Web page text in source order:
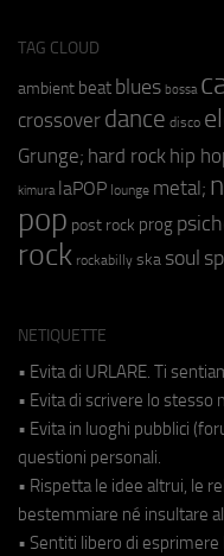
TAG CLOUD
ambient beat blues bossa
crossover dance disco
Grunge; hard rock hip
kimura laPOP lounge metal;
pop post rock prog
rock rockabilly ska soul
NETIQUETTE
• Evita di URLARE. Ti
• Evita di scrivere lo stesso
• Evita in luoghi pubblici
questioni personali.
• Rispetta le idee altrui, le
bestemmiare né insultare
• Sentiti libero di